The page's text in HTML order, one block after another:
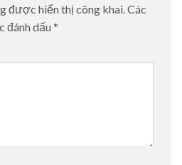
được hiển thị công khai.Các
dấu *